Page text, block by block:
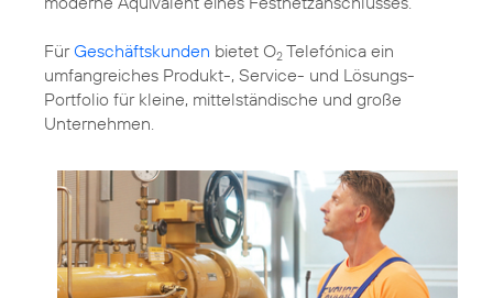
FürGeschäftskunden bietet O2 Telefónica ein
umfangreiches Produkt-, Service- und Lösungs-
Portfolio für kleine, mittelständische und große
Unternehmen.